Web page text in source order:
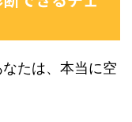
たは、本当に空